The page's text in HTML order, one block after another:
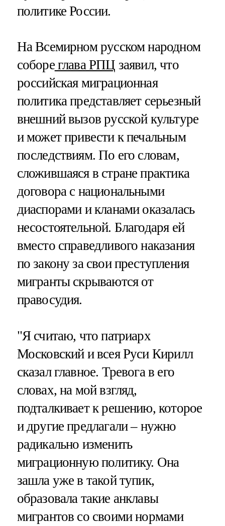
политике России.
На Всемирном русском народном
собореглава РПЦ заявил, что
российская миграционная
политика представляет серьезный
внешний вызов русской культуре
и может привести к печальным
последствиям. По его словам,
сложившаяся в стране практика
договора с национальными
диаспорами и кланами оказалась
несостоятельной. Благодаря ей
вместо справедливого наказания
по закону за свои преступления
мигранты скрываются от
правосудия.
"Я считаю, что патриарх
Московский и всея Руси Кирилл
сказал главное. Тревога в его
словах, на мой взгляд,
подталкивает к решению, которое
и другие предлагали – нужно
радикально изменить
миграционную политику. Она
зашла уже в такой тупик,
образовала такие анклавы
мигрантов со своими нормами